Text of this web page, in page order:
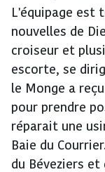
L'équipage est
nouvelles de
croiseur et
escorte, se
le Monge a
pour prendre
réparait une
Baie du
du Béveziers